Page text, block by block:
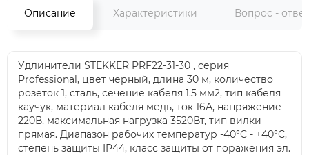
Описание Характеристики Вопрос -
Удлинители STEKKER PRF22-31-30 , серия
Professional, цвет черный, длина 30 м, количество
розеток 1, сталь, сечение кабеля 1.5 мм2, тип кабеля
каучук, материал кабеля медь, ток 16А, напряжение
220В, максимальная нагрузка 3520Вт, тип вилки -
прямая. Диапазон рабочих температур -40°C - +40°C,
степень защиты IP44, класс защиты от поражения эл.